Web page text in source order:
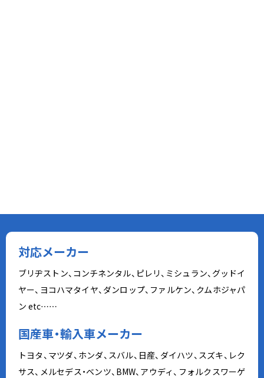
対応メーカー
ブリヂストン、コンチネンタル、ピレリ、ミシュラン、グッドイ
ヤー、ヨコハマタイヤ、ダンロップ、ファルケン、クムホジャパ
ン etc……
国産車・輸入車メーカー
トヨタ、マツダ、ホンダ、スバル、日産、ダイハツ、スズキ、レク
サス、メルセデス・ベンツ、BMW、アウディ、フォルクスワーゲ